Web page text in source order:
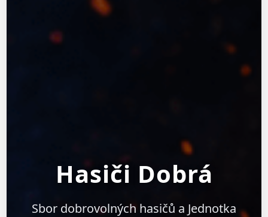
Hasiči Dobrá
Sbor dobrovolných hasičů a Jednotka